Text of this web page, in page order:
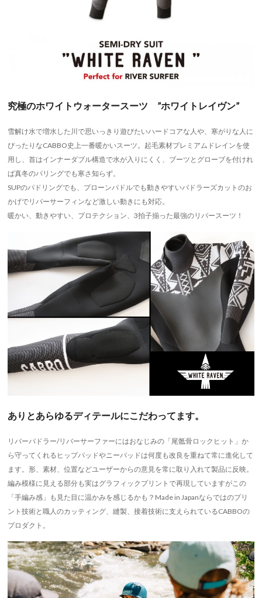
究極のホワイトウォータースーツ ”ホワイトレイヴン”
雪解け水で増水した川で思いっきり遊びたいハードコアな人や、寒がりな人に
ぴったりなCABBO史上一番暖かいスーツ。起毛素材プレミアムドレインを使
用し、首はインナーダブル構造で水が入りにくく、ブーツとグローブを付けれ
ば真冬のパリングでも寒さ知らず。
SUPのパドリングでも、プローンパドルでも動きやすいパドラーズカットのお
かげでリバーサーフィンなど激しい動きにも対応。
暖かい、動きやすい、プロテクション、3拍子揃った最強のリバースーツ！
ありとあらゆるディテールにこだわってます。
リバーパドラー/リバーサーファーにはおなじみの「尾骶骨ロックヒット」か
ら守ってくれるヒップパッドやニーパッドは何度も改良を重ねて常に進化して
ます。形、素材、位置などユーザーからの意見を常に取り入れて製品に反映。
編み模様に見える部分も実はグラフィックプリントで再現していますがこの
「手編み感」も見た目に温かみを感じるかも？Made in Japanならではのプリ
ント技術と職人のカッティング、縫製、接着技術に支えられているCABBOの
プロダクト。